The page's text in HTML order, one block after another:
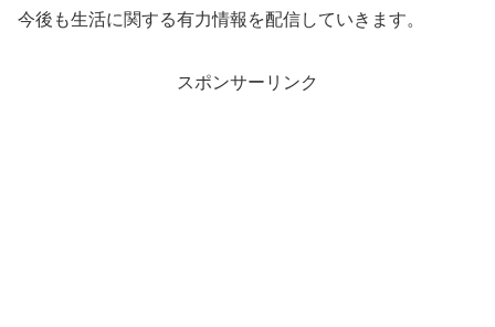
今後も生活に関する有力情報を配信していきます。
スポンサーリンク